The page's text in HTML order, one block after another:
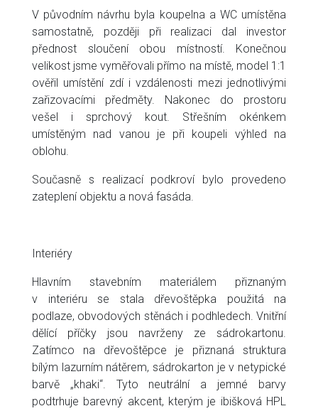
V původním návrhu byla koupelna a WC umístěna
samostatně, později při realizaci dal investor
přednost sloučení obou místností. Konečnou
velikost jsme vyměřovali přímo na místě, model 1:1
ověřil umístění zdí i vzdálenosti mezi jednotlivými
zařizovacími předměty. Nakonec do prostoru
vešel i sprchový kout. Střešním okénkem
umístěným nad vanou je při koupeli výhled na
oblohu.
Současně s realizací podkroví bylo provedeno
zateplení objektu a nová fasáda.
Interiéry
Hlavním stavebním materiálem přiznaným
v interiéru se stala dřevoštěpka použitá na
podlaze, obvodových stěnách i podhledech. Vnitřní
dělící příčky jsou navrženy ze sádrokartonu.
Zatímco na dřevoštěpce je přiznaná struktura
bílým lazurním nátěrem, sádrokarton je v netypické
barvě „khaki“. Tyto neutrální a jemné barvy
podtrhuje barevný akcent, kterým je ibišková HPL